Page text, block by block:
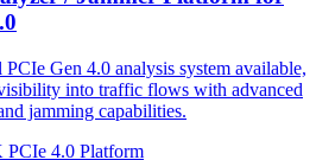
Gen 4.0 analysis system available,
into traffic flows with advanced
jamming capabilities.